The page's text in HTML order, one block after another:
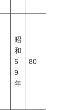
昭
和
5
9
年
80